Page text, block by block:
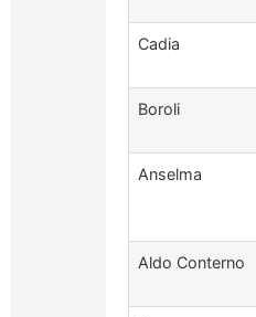
Cadia
Boroli
Anselma
Aldo Conterno